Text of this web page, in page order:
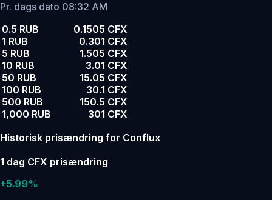
Pr. dags dato 08:32 AM
0.5 RUB
0.1505 CFX
1 RUB
0.301 CFX
5 RUB
1.505 CFX
10 RUB
3.01 CFX
50 RUB
15.05 CFX
100 RUB
30.1 CFX
500 RUB
150.5 CFX
1,000 RUB
301 CFX
Historisk prisændring for Conflux
1 dag CFX prisændring
+5.99%